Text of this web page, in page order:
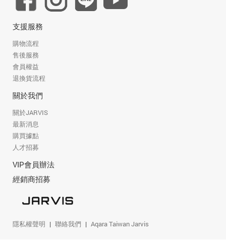
支援服務
購物流程
售後服務
會員權益
退換貨流程
關於我們
關於JARVIS
最新消息
購買據點
人才招募
VIP會員辦法
經銷商招募
隱私權聲明 聯絡我們 Aqara Taiwan Jarvis